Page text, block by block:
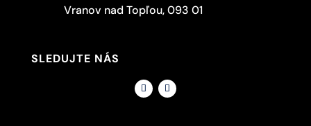
Vranov nad Topľou, 093 01
SLEDUJTE NÁS